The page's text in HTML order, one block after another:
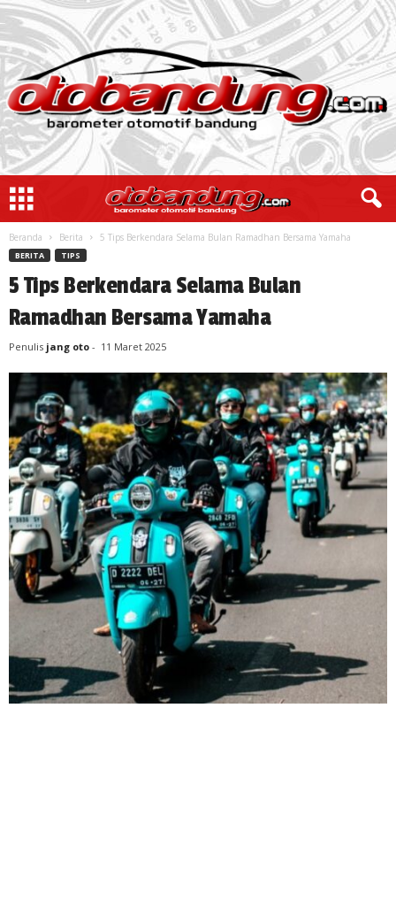
Beranda Berita 5 Tips Berkendara Selama Bulan Ramadhan Bersama Yamaha
BERITA TIPS
5 Tips Berkendara Selama Bulan
Ramadhan Bersama Yamaha
Penulis jang oto - 11 Maret 2025